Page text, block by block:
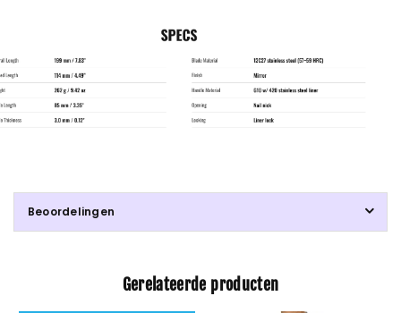
Beoordelingen
Gerelateerde producten